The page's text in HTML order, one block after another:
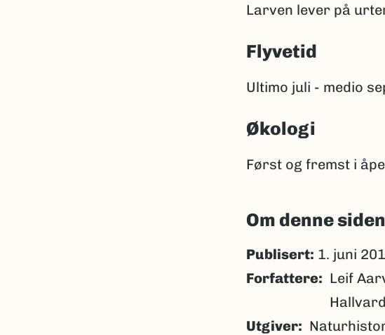
Larven lever på
Flyvetid
Ultimo juli - medio
Økologi
Først og fremst i
Om denne siden
Publisert: 1. juni
Forfattere
Leif
Utgiver